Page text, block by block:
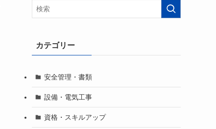
カテゴリー
安全管理・書類
設備・電気工事
資格・スキルアップ